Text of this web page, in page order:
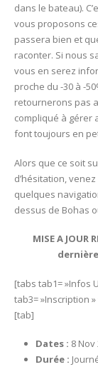
dans le bateau).
vous proposons
passera bien et
raconter. Si nous
vous en serez
proche du -30 à -
retournerons pas
compliqué à gérer
font toujours en
Alors que ce soit
d’hésitation,
quelques
dessus de Bohas
MISE A
[tabs tab1= »Infos
tab3= »Inscription
[tab]
Dates : 8 Nov
Durée :